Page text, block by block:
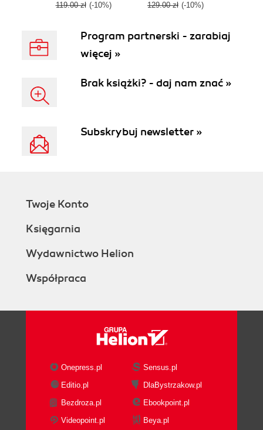
119.00 zł (-10%) 129.00 zł (-10%)
Program partnerski - zarabiaj
więcej »
Brak książki? - daj nam znać »
Subskrybuj newsletter »
Twoje Konto
Księgarnia
Wydawnictwo Helion
Współpraca
Onepress.pl
Sensus.pl
Editio.pl
DlaBystrzakow.pl
Bezdroza.pl
Ebookpoint.pl
Videopoint.pl
Beya.pl